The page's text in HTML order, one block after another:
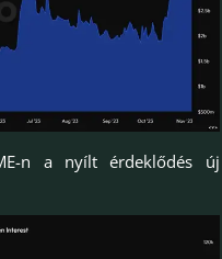
n a nyílt érdeklődés új